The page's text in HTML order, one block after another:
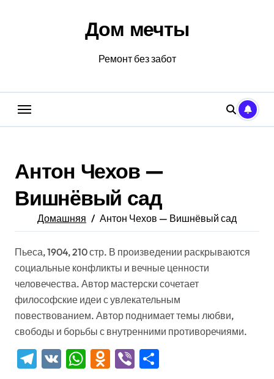
Дом мечты
Ремонт без забот
Антон Чехов —
Вишнёвый сад
Домашняя Антон Чехов — Вишнёвый сад
Пьеса, 1904, 210 стр. В произведении раскрываются
социальные конфликты и вечные ценности
человечества. Автор мастерски сочетает
философские идеи с увлекательным
повествованием. Автор поднимает темы любви,
свободы и борьбы с внутренними противоречиями.
Telegram
VK WhatsApp
Odnoklassniki
Viber